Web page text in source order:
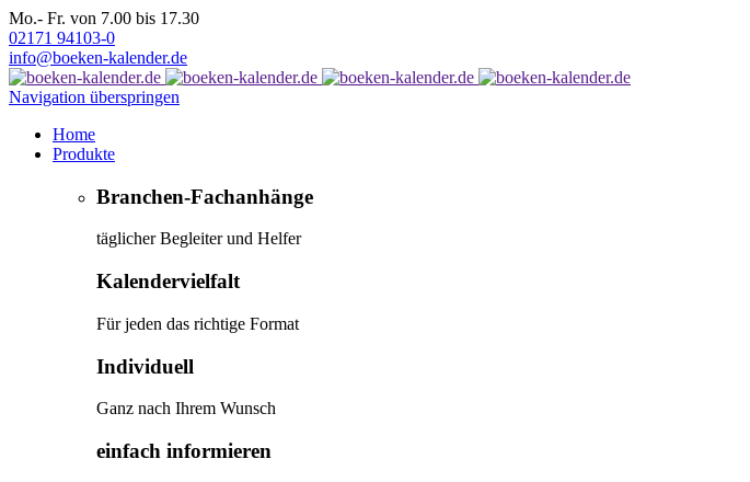
Mo.- Fr. von 7.00 bis 17.30
02171 94103-0
info@boeken-kalender.de
Navigation überspringen
Home
Produkte
Branchen-Fachanhänge
täglicher Begleiter und Helfer
Kalendervielfalt
Für jeden das richtige Format
Individuell
Ganz nach Ihrem Wunsch
einfach informieren